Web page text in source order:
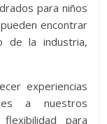
para niños
encontrar
de la industria,
experiencias
a nuestros
para